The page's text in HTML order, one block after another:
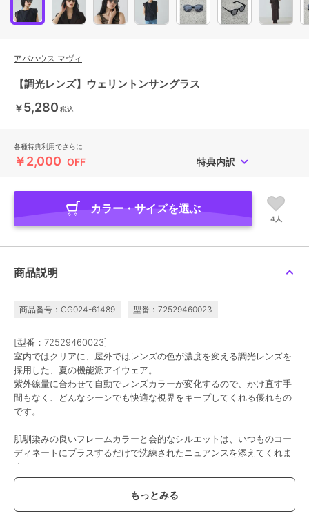
アバハウス マヴィ
【調光レンズ】ウェリントンサングラス
￥5,280 税込
各種特典利用でさらに
￥2,000 OFF 特典内訳
カラー・サイズを選ぶ
4人
商品説明
商品番号：CG024-61489 型番：72529460023
[型番：72529460023]
室内ではクリアに、屋外ではレンズの色が濃度を変える調光レンズを
採用した、夏の機能派アイウェア。
紫外線量に合わせて自動でレンズカラーが変化するので、かけ直す手
間もなく、どんなシーンでも快適な視界をキープしてくれる優れもの
です。
肌馴染みの良いフレームカラーと会的なシルエットは、いつものコー
ディネートにプラスするだけで洗練されたニュアンスを添えてくれま
す。
目元を優しく守りながら、レジャーから日常のお出かけまで、この夏
のスタイルに欠かせない頼れる相棒になること間違いなしです。